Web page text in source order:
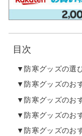
目次
防寒グッズの選
防寒グッズのお
防寒グッズのお
防寒グッズのお
防寒グッズのお